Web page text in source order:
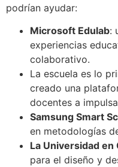
podrían ayudar:
Microsoft Edulab:
experiencias
colaborativo.
La escuela es lo
creado una
docentes a
Samsung Smart
en metodologías
La Universidad en
para el diseño y